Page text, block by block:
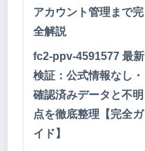
アカウント管理まで完
全解説
fc2-ppv-4591577 最新
検証：公式情報なし・
確認済みデータと不明
点を徹底整理【完全ガ
イド】